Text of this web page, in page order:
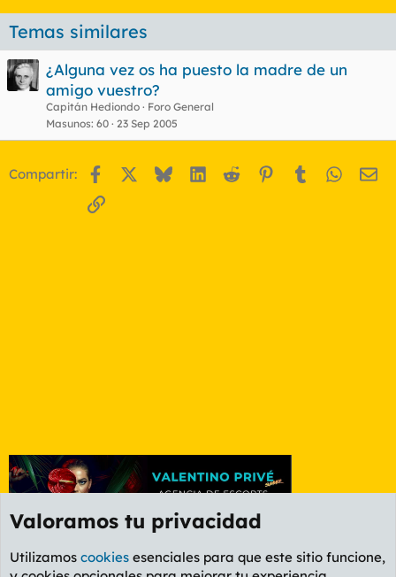
Temas similares
¿Alguna vez os ha puesto la madre de un
amigo vuestro?
Capitán Hediondo
Foro General
Masunos 60 23 Sep 2005
Compartir: Facebook BlueskyLinkedIn
Reddit Pinterest
Tumblr
Enlace
Valoramos tu privacidad
Utilizamos cookies esenciales para que este sitio funcione,